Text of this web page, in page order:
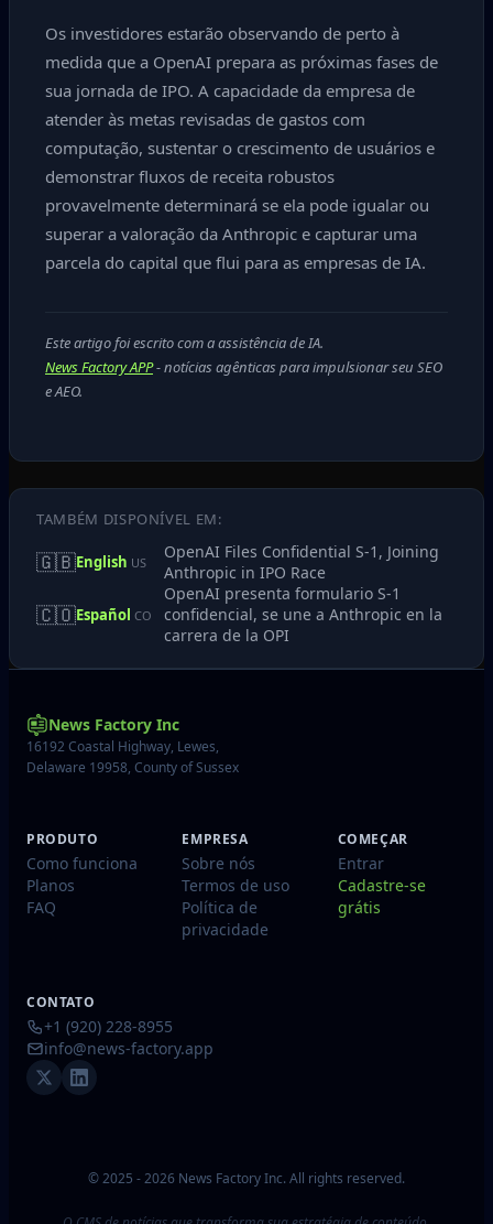
Os investidores estarão observando de perto à
medida que a OpenAI prepara as próximas fases de
sua jornada de IPO. A capacidade da empresa de
atender às metas revisadas de gastos com
computação, sustentar o crescimento de usuários e
demonstrar fluxos de receita robustos
provavelmente determinará se ela pode igualar ou
superar a valoração da Anthropic e capturar uma
parcela do capital que flui para as empresas de IA.
Este artigo foi escrito com a assistência de IA.
News Factory APP- notícias agênticas para impulsionar seu SEO
e AEO.
TAMBÉM DISPONÍVEL EM:
🇬🇧English US
OpenAI Files Confidential S‑1, Joining
Anthropic in IPO Race
🇨🇴Español CO
OpenAI presenta formulario S‑1
confidencial, se une a Anthropic en la
carrera de la OPI
News Factory Inc
16192 Coastal Highway, Lewes,
Delaware 19958, County of Sussex
PRODUTO
Como funciona
Planos
FAQ
EMPRESA
Sobre nós
Termos de uso
Política de
privacidade
COMEÇAR
Entrar
Cadastre-se
grátis
CONTATO
+1 (920) 228-8955
info@news-factory.app
© 2025 - 2026 News Factory Inc. All rights reserved.